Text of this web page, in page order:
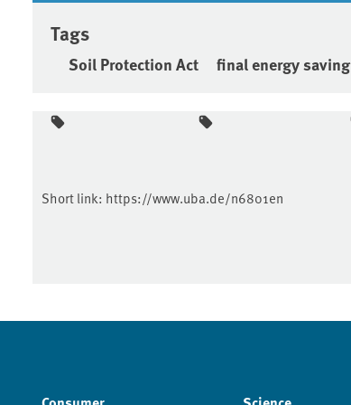
Tags
Soil Protection Act final energy saving
Short link: https://www.uba.de/n6801en